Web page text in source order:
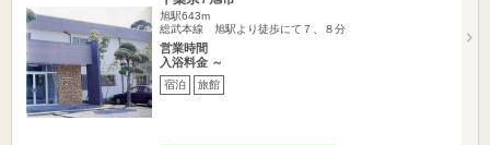
旭駅643m
総武本線 旭駅より徒歩にて７、８分
営業時間
入浴料金 ～
宿泊 旅館